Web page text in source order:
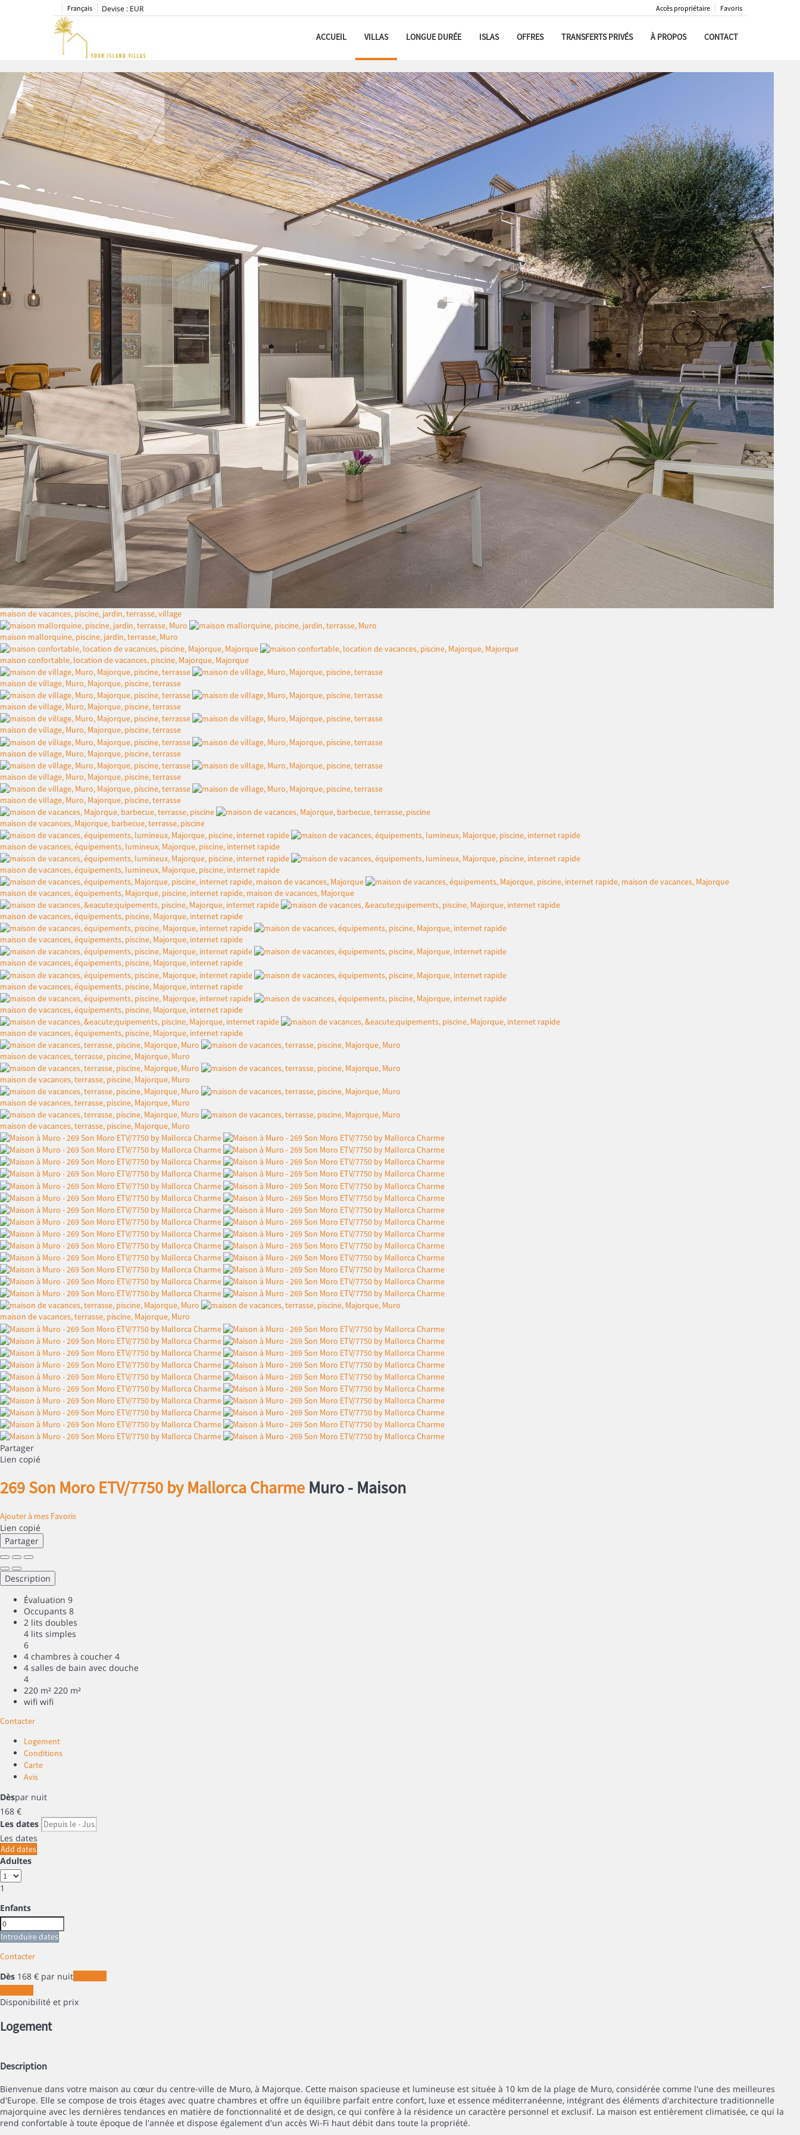
Français Devise : EUR Favoris
Accès propriétaire
ACCUEIL VILLAS LONGUE DURÉE ISLAS OFFRES TRANSFERTS PRIVÉS À PROPOS CONTACT
maison de vacances, piscine, jardin, terrasse, village
maison mallorquine, piscine, jardin, terrasse, Muro
maison confortable, location de vacances, piscine, Majorque, Majorque
maison de village, Muro, Majorque, piscine, terrasse
maison de village, Muro, Majorque, piscine, terrasse
maison de village, Muro, Majorque, piscine, terrasse
maison de village, Muro, Majorque, piscine, terrasse
maison de village, Muro, Majorque, piscine, terrasse
maison de village, Muro, Majorque, piscine, terrasse
maison de vacances, Majorque, barbecue, terrasse, piscine
maison de vacances, équipements, lumineux, Majorque, piscine, internet rapide
maison de vacances, équipements, lumineux, Majorque, piscine, internet rapide
maison de vacances, équipements, Majorque, piscine, internet rapide, maison de vacances, Majorque
maison de vacances, équipements, piscine, Majorque, internet rapide
maison de vacances, équipements, piscine, Majorque, internet rapide
maison de vacances, équipements, piscine, Majorque, internet rapide
maison de vacances, équipements, piscine, Majorque, internet rapide
maison de vacances, équipements, piscine, Majorque, internet rapide
maison de vacances, équipements, piscine, Majorque, internet rapide
maison de vacances, terrasse, piscine, Majorque, Muro
maison de vacances, terrasse, piscine, Majorque, Muro
maison de vacances, terrasse, piscine, Majorque, Muro
maison de vacances, terrasse, piscine, Majorque, Muro
maison de vacances, terrasse, piscine, Majorque, Muro
Partager
Lien copié
269 Son Moro ETV/7750 by Mallorca Charme Muro - Maison
Ajouter à mes Favoris
Lien copié
Partager
Description
Évaluation 9
Occupants 8
2 lits doubles
4 lits simples
6
4 chambres à coucher 4
4 salles de bain avec douche
4
220 m² 220 m²
wifi wifi
Contacter
Logement
Conditions
Carte
Avis
Dèspar nuit
168 €
Les dates
Les dates
Add dates
Adultes
1
Enfants
Introduire dates
Contacter
Dès 168 € par nuit
Disponibilité et prix
Logement
Description
Bienvenue dans votre maison au cœur du centre-ville de Muro, à Majorque. Cette maison spacieuse et lumineuse est située à 10 km de la plage de Muro, considérée comme l'une des meilleures
d'Europe. Elle se compose de trois étages avec quatre chambres et offre un équilibre parfait entre confort, luxe et essence méditerranéenne, intégrant des éléments d'architecture traditionnelle
majorquine avec les dernières tendances en matière de fonctionnalité et de design, ce qui confère à la résidence un caractère personnel et exclusif. La maison est entièrement climatisée, ce qui la
rend confortable à toute époque de l'année et dispose également d'un accès Wi-Fi haut débit dans toute la propriété.